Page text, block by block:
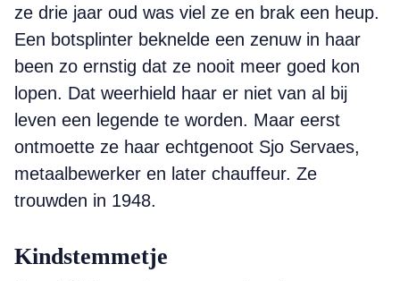
ze drie jaar oud was viel ze en brak een heup.
Een botsplinter beknelde een zenuw in haar
been zo ernstig dat ze nooit meer goed kon
lopen. Dat weerhield haar er niet van al bij
leven een legende te worden. Maar eerst
ontmoette ze haar echtgenoot Sjo Servaes,
metaalbewerker en later chauffeur. Ze
trouwden in 1948.
Kindstemmetje